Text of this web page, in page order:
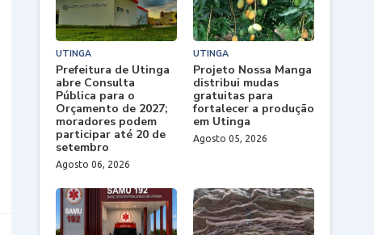
UTINGA
Prefeitura de Utinga
abre Consulta
Pública para o
Orçamento de 2027;
moradores podem
participar até 20 de
setembro
Agosto 06, 2026
UTINGA
Projeto Nossa Manga
distribui mudas
gratuitas para
fortalecer a produção
em Utinga
Agosto 05, 2026